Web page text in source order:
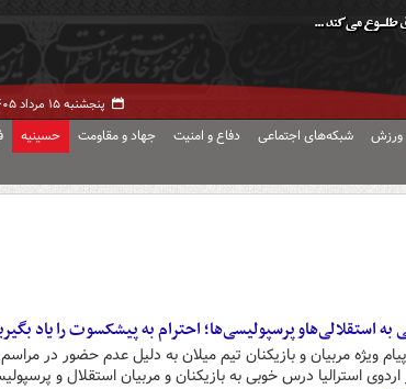
پنجشنبه ۱۵ مرداد ۱۴۰۵ -
ورزش شبکه‌های اجتماعی دفاع و امنیت جهاد و مقاومت حسینیه
به استقلالی‌هاو پرسپولیسی‌ها؛ احترام به پیشکسوت را یاد
ویژه مربیان و بازیکنان تیم میلان به دلیل عدم حضور در
استرالیا درس خوبی به بازیکنان و مربیان استقلال و